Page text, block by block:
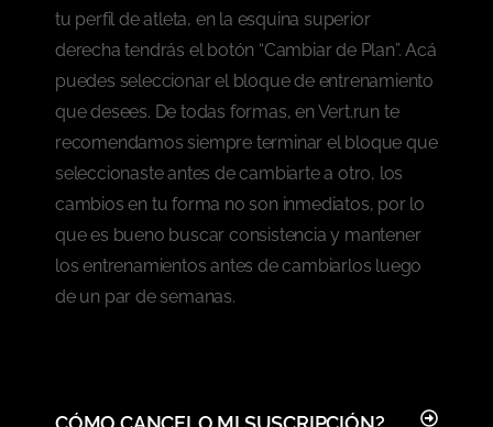
tu perfil de atleta, en la esquina superior
derecha tendrás el botón “Cambiar de Plan”. Acá
puedes seleccionar el bloque de entrenamiento
que desees. De todas formas, en Vert.run te
recomendamos siempre terminar el bloque que
seleccionaste antes de cambiarte a otro, los
cambios en tu forma no son inmediatos, por lo
que es bueno buscar consistencia y mantener
los entrenamientos antes de cambiarlos luego
de un par de semanas.